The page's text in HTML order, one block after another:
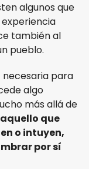
algunos que
también al
pueblo.
necesaria para
algo
más allá de
que
o intuyen,
por sí